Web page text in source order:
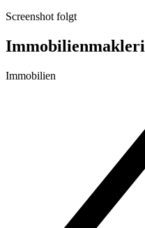
Screenshot folgt
Immobilien